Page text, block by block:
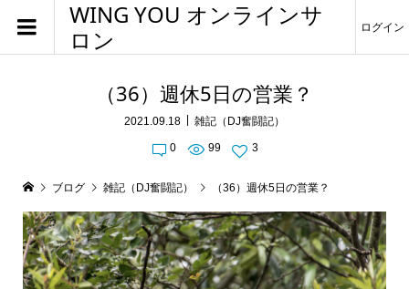
WING YOU オンラインサ
ロン
ログイン
（36）週休5日の営業？
2021.09.18 雑記（DJ奮闘記）
0 99 3
ブログ 雑記（DJ奮闘記） （36）週休5日の営業？